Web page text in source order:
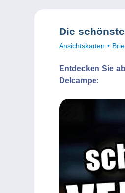
Die
Ansichtskarten
Entdecken Sie
Delcampe: